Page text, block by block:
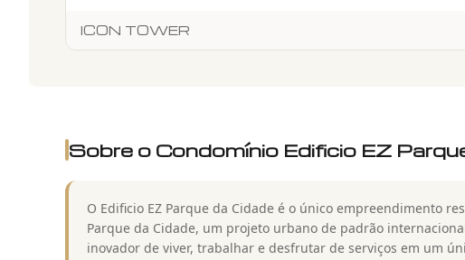
ICON TOWER
Sobre o Condomínio Edificio EZ
O Edificio EZ Parque da Cidade é o único empreendimento
Parque da Cidade, um projeto urbano de padrão
inovador de viver, trabalhar e desfrutar de serviços em um